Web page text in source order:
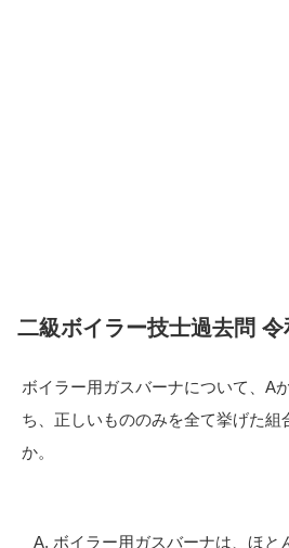
二級ボイラー技士過去問
ボイラー用ガスバーナについて、A
ち、正しいもののみを全て挙げた組
か。
ボイラー用ガスバーナは、ほと